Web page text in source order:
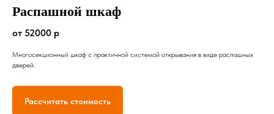
Распашной шкаф
от 52000 р
Многосекционный шкаф с практичной системой открывания в виде распашных
дверей.
Рассчитать стоимость